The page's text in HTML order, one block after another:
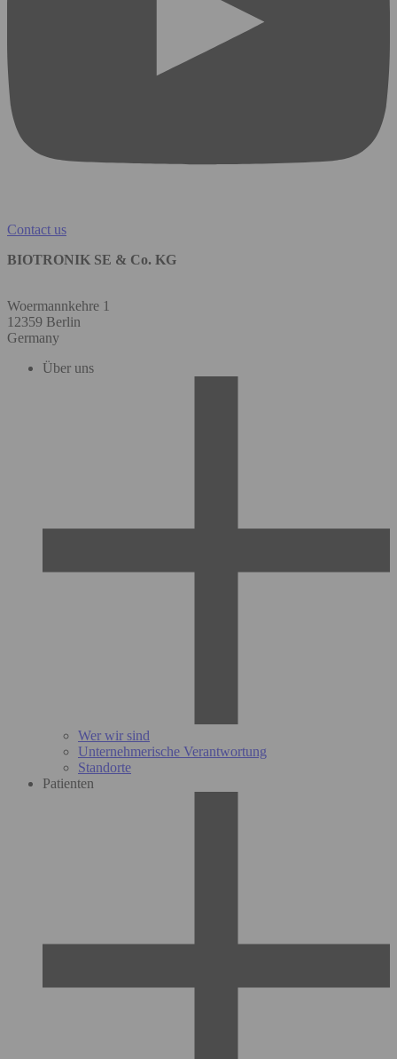
Contact us
BIOTRONIK SE & Co. KG
Woermannkehre 1
12359 Berlin
Germany
Über uns
Wer wir sind
Unternehmerische Verantwortung
Standorte
Patienten